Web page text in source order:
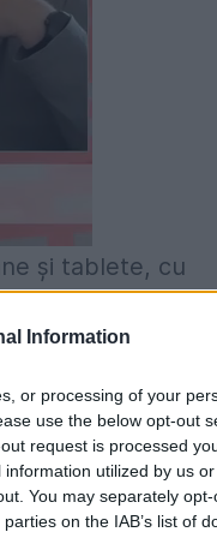
Information
or processing of your
use the below opt-out
request is processed
utilized by us
You may separately
on the IAB’s list of
şi tablete, cu
faţă de
categorie
dar şi preţuri